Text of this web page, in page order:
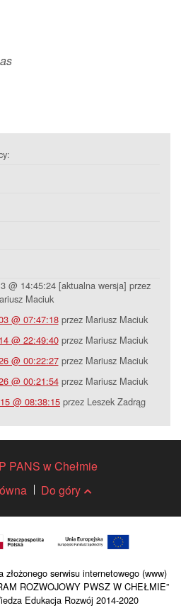
@ 14:45:24 [aktualna wersja] przez
Maciuk
@ 07:47:18przez Mariusz Maciuk
@ 22:49:40przez Mariusz Maciuk
@ 00:22:27przez Mariusz Maciuk
@ 00:21:54przez Mariusz Maciuk
@ 08:38:15 przez Leszek Zadrąg
PANS w Chełmie
Do góry
złożonego serwisu internetowego (www)
ROZWOJOWY PWSZ W CHEŁMIE”
Edukacja Rozwój 2014-2020